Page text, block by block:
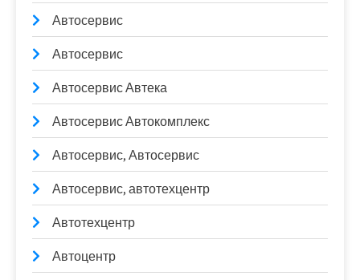
Автосервис
Автосервис
Автосервис Автека
Автосервис Автокомплекс
Автосервис, Автосервис
Автосервис, автотехцентр
Автотехцентр
Автоцентр